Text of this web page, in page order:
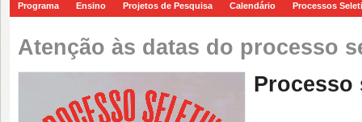
Programa Ensino Projetos de Pesquisa Calendário Processos
Atenção às datas do processo
Processo